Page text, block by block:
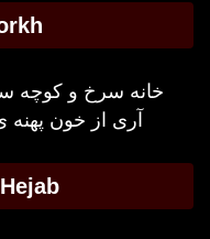
خانه سرخ و کوچه
آری از خون